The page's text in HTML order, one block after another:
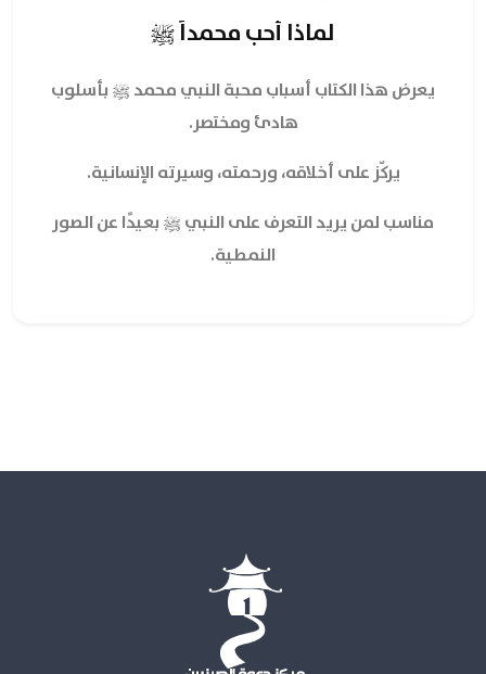
لماذا أحب محمداً ﷺ
يعرض هذا الكتاب أسباب محبة النبي محمد ﷺ بأسلوب
هادئ ومختصر.
يركّز على أخلاقه، ورحمته، وسيرته الإنسانية.
مناسب لمن يريد التعرف على النبي ﷺ بعيدًا عن الصور
النمطية.